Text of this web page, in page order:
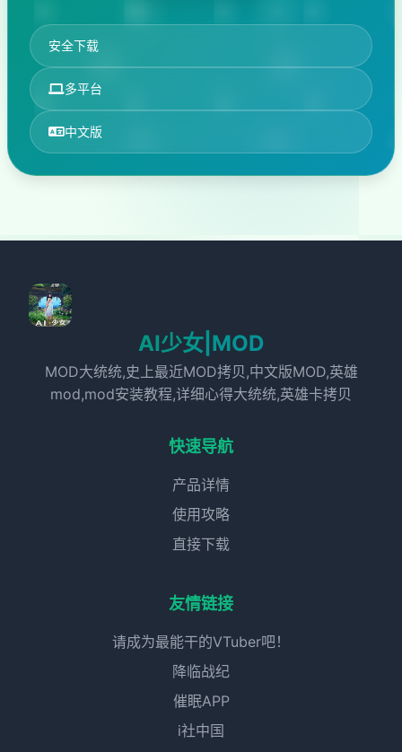
安全下载
多平台
中文版
AI少女|MOD
MOD大统统,史上最近MOD拷贝,中文版MOD,英雄
mod,mod安装教程,详细心得大统统,英雄卡拷贝
快速导航
产品详情
使用攻略
直接下载
友情链接
请成为最能干的VTuber吧！
降临战纪
催眠APP
i社中国